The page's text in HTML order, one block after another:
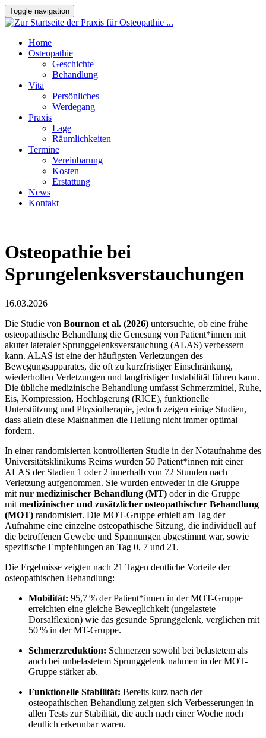
Toggle navigation
Home
Osteopathie
Geschichte
Behandlung
Vita
Persönliches
Werdegang
Praxis
Lage
Räumlichkeiten
Termine
Vereinbarung
Kosten
Erstattung
News
Kontakt
Osteopathie bei
Sprungelenksverstauchungen
16.03.2026
Die Studie von Bournon et al. (2026) untersuchte, ob eine frühe
osteopathische Behandlung die Genesung von Patient*innen mit
akuter lateraler Sprunggelenksverstauchung (ALAS) verbessern
kann. ALAS ist eine der häufigsten Verletzungen des
Bewegungsapparates, die oft zu kurzfristiger Einschränkung,
wiederholten Verletzungen und langfristiger Instabilität führen kann.
Die übliche medizinische Behandlung umfasst Schmerzmittel, Ruhe,
Eis, Kompression, Hochlagerung (RICE), funktionelle
Unterstützung und Physiotherapie, jedoch zeigen einige Studien,
dass allein diese Maßnahmen die Heilung nicht immer optimal
fördern.
In einer randomisierten kontrollierten Studie in der Notaufnahme des
Universitätsklinikums Reims wurden 50 Patient*innen mit einer
ALAS der Stadien 1 oder 2 innerhalb von 72 Stunden nach
Verletzung aufgenommen. Sie wurden entweder in die Gruppe
mit nur medizinischer Behandlung (MT) oder in die Gruppe
mit medizinischer und zusätzlicher osteopathischer Behandlung
(MOT) randomisiert. Die MOT-Gruppe erhielt am Tag der
Aufnahme eine einzelne osteopathische Sitzung, die individuell auf
die betroffenen Gewebe und Spannungen abgestimmt war, sowie
spezifische Empfehlungen an Tag 0, 7 und 21.
Die Ergebnisse zeigten nach 21 Tagen deutliche Vorteile der
osteopathischen Behandlung:
Mobilität: 95,7 % der Patient*innen in der MOT-Gruppe
erreichten eine gleiche Beweglichkeit (ungelastete
Dorsalflexion) wie das gesunde Sprunggelenk, verglichen mit
50 % in der MT-Gruppe.
Schmerzreduktion: Schmerzen sowohl bei belastetem als
auch bei unbelastetem Sprunggelenk nahmen in der MOT-
Gruppe stärker ab.
Funktionelle Stabilität: Bereits kurz nach der
osteopathischen Behandlung zeigten sich Verbesserungen in
allen Tests zur Stabilität, die auch nach einer Woche noch
deutlich erkennbar waren.